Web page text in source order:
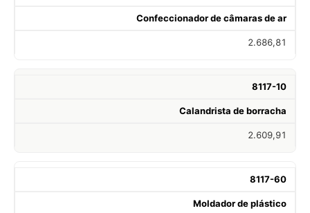
Confeccionador de câmaras de ar
2.686,81
8117-10
Calandrista de borracha
2.609,91
8117-60
Moldador de plástico